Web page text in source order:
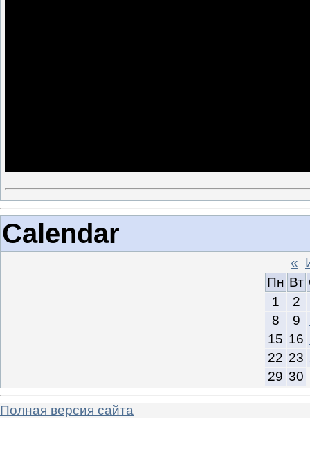
Calendar
«
Пн Вт
1
2
8
9
15 16
22 23
29 30
Полная версия сайта